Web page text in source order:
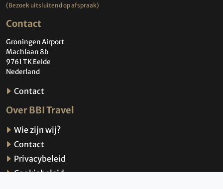
(Bezoek uitsluitend op afspraak)
Contact
Groningen Airport
Machlaan 8b
9761 TK Eelde
Nederland
Contact
Over BBI Travel
Wie zijn wij?
Contact
Privacybeleid
Cookiebeleid